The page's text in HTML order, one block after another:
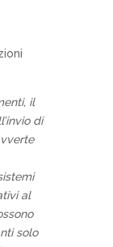
il
di
al
solo